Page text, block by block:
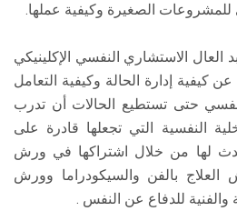
الصغيرة وكيفية عملها.
العال الاستشاري النفسي الإكلينيكي
كيفية إدارة الحالة وكيفية التعامل
حتى تستطيع الحالات أن تدرب
النفسية التي تجعلها قادرة على
لها من خلال اشتراكها في ورش
بالفن والسيكودراما وورش
والفنية للدفاع عن النفس .